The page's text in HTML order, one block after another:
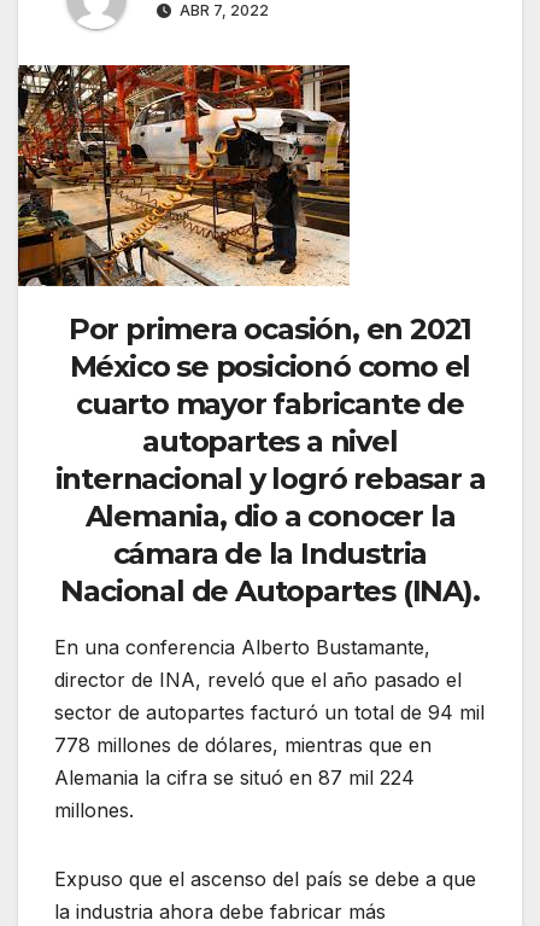
ABR 7, 2022
Por primera ocasión, en 2021
México se posicionó como el
cuarto mayor fabricante de
autopartes a nivel
internacional y logró rebasar a
Alemania, dio a conocer la
cámara de la Industria
Nacional de Autopartes (INA).
En una conferencia Alberto Bustamante,
director de INA, reveló que el año pasado el
sector de autopartes facturó un total de 94 mil
778 millones de dólares, mientras que en
Alemania la cifra se situó en 87 mil 224
millones.
Expuso que el ascenso del país se debe a que
la industria ahora debe fabricar más